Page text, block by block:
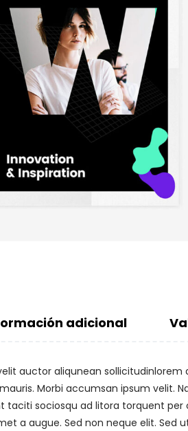
adicional
auctor aliqunean
Morbi accumsan ipsum velit.
taciti sociosqu ad litora torquent
a augue. Sed non neque elit.